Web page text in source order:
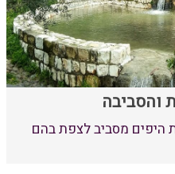
והסביבה
היפים מסביב לצפת בהם